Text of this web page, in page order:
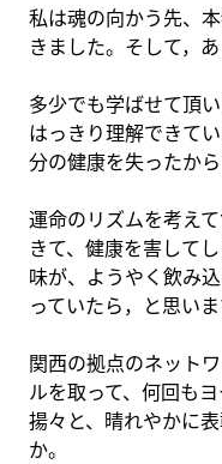
私は魂の向かう先、
きました。そして，
多少でも学ばせて頂
はっきり理解できて
分の健康を失ったか
運命のリズムを考え
きて、健康を害して
味が、ようやく飲み
っていたら，と思い
関西の拠点のネット
ルを取って、何回も
揚々と、晴れやかに
か。